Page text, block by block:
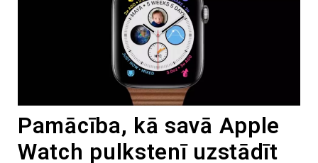
Pamācība, kā savā Apple
Watch pulkstenī uzstādīt